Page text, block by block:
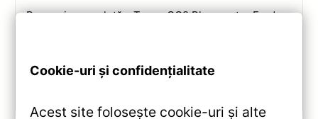
Recenzie completă a Teyes CC2 Plus pentru Ford
Cookie-uri și confidențialitate
Acest site folosește cookie-uri și alte